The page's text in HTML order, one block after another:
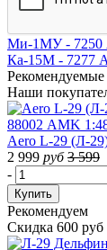
Ми-1МУ - 7250
Ка-15М - 7277
Рекомендуемые
Наши
Aero L-29 (Л-
2 999 руб 3 599
-
Купить
Рекомендуем
Скидка 600 руб